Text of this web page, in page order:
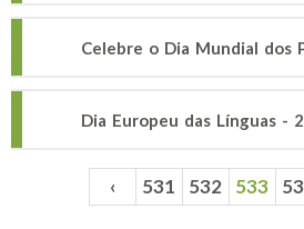
Celebre o Dia Mundial dos
Dia Europeu das Línguas -
Páginas ‹ 531 532 533